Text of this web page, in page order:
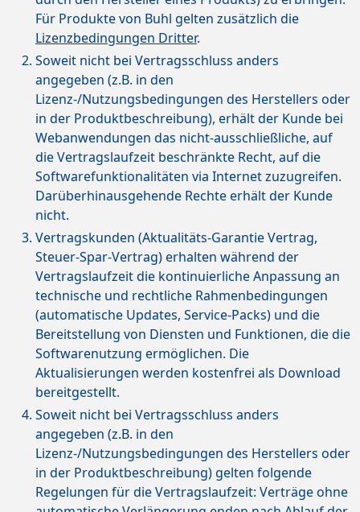
Für Produkte von Buhl gelten zusätzlich die
Lizenzbedingungen Dritter.
Soweit nicht bei Vertragsschluss anders
angegeben (z.B. in den
Lizenz-/Nutzungsbedingungen des Herstellers oder
in der Produktbeschreibung), erhält der Kunde bei
Webanwendungen das nicht-ausschließliche, auf
die Vertragslaufzeit beschränkte Recht, auf die
Softwarefunktionalitäten via Internet zuzugreifen.
Darüberhinausgehende Rechte erhält der Kunde
nicht.
Vertragskunden (Aktualitäts-Garantie Vertrag,
Steuer-Spar-Vertrag) erhalten während der
Vertragslaufzeit die kontinuierliche Anpassung an
technische und rechtliche Rahmenbedingungen
(automatische Updates, Service-Packs) und die
Bereitstellung von Diensten und Funktionen, die die
Softwarenutzung ermöglichen. Die
Aktualisierungen werden kostenfrei als Download
bereitgestellt.
Soweit nicht bei Vertragsschluss anders
angegeben (z.B. in den
Lizenz-/Nutzungsbedingungen des Herstellers oder
in der Produktbeschreibung) gelten folgende
Regelungen für die Vertragslaufzeit: Verträge ohne